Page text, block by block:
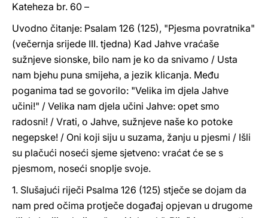
Kateheza br. 60 –
Uvodno čitanje: Psalam 126 (125), "Pjesma povratnika"
(večernja srijede III. tjedna) Kad Jahve vraćaše
sužnjeve sionske, bilo nam je ko da snivamo / Usta
nam bjehu puna smijeha, a jezik klicanja. Među
poganima tad se govorilo: "Velika im djela Jahve
učini!" / Velika nam djela učini Jahve: opet smo
radosni! / Vrati, o Jahve, sužnjeve naše ko potoke
negepske! / Oni koji siju u suzama, žanju u pjesmi / Išli
su plačući noseći sjeme sjetveno: vraćat će se s
pjesmom, noseći snoplje svoje.
1. Slušajući riječi Psalma 126 (125) stječe se dojam da
nam pred očima protječe događaj opjevan u drugome